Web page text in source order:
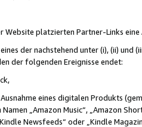
Website platzierten Partner-Links
der nachstehend unter (i), (ii) und
der folgenden Ereignisse endet:
eines digitalen Produkts
„Amazon Music“, „Amazon
Newsfeeds“ oder „Kindle